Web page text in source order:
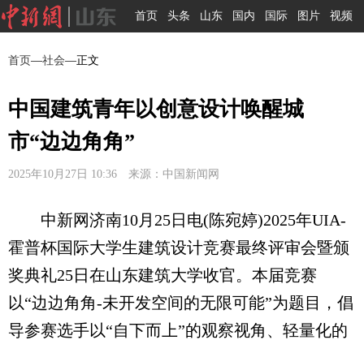
首页 头条 山东 国内 国际 图片 视频
首页—社会—正文
中国建筑青年以创意设计唤醒城
市“边边角角”
2025年10月27日 10:36 来源：中国新闻网
中新网济南10月25日电(陈宛婷)2025年UIA-
霍普杯国际大学生建筑设计竞赛最终评审会暨颁
奖典礼25日在山东建筑大学收官。本届竞赛
以“边边角角-未开发空间的无限可能”为题目，倡
导参赛选手以“自下而上”的观察视角、轻量化的